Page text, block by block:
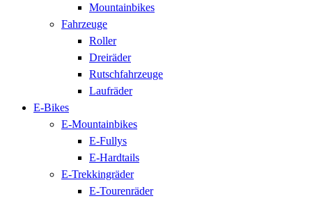
Mountainbikes
Fahrzeuge
Roller
Dreiräder
Rutschfahrzeuge
Laufräder
E-Bikes
E-Mountainbikes
E-Fullys
E-Hardtails
E-Trekkingräder
E-Tourenräder